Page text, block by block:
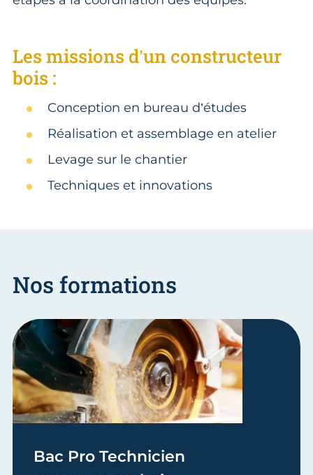
Les missions d’un constructeur
bois :
Conception en bureau d’études
Réalisation et assemblage en atelier
Levage sur le chantier
Techniques et innovations
Nos formations
Bac Pro Technicien